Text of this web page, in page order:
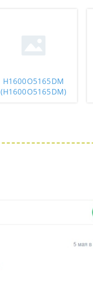
H1600O5165DM
(H1600O5165DM)